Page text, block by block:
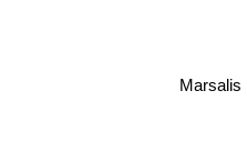
Marsalis